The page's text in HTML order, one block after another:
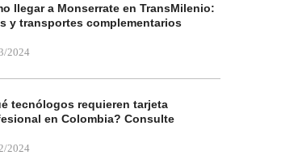
llegar a Monserrate en TransMilenio:
y transportes complementarios
2024
tecnólogos requieren tarjeta
en Colombia? Consulte
2024